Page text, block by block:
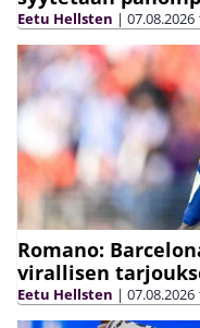
Eetu Hellsten | 07.08.2026
Romano:
virallisen
Eetu Hellsten | 07.08.2026